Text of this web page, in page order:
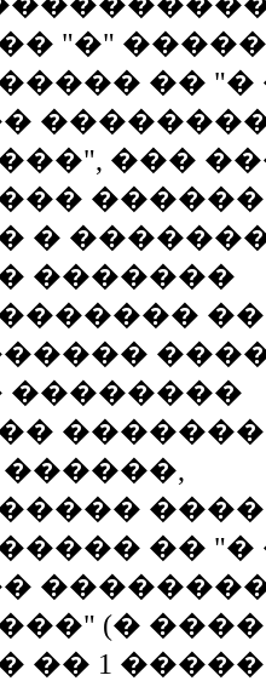
"�"
��
���
�
�������
��������
��
(�
1 ������